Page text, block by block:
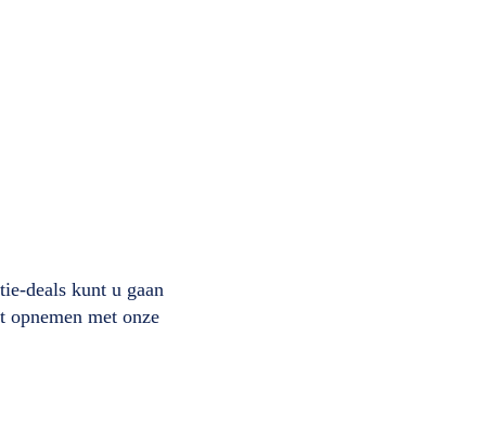
deals kunt u gaan
opnemen met onze